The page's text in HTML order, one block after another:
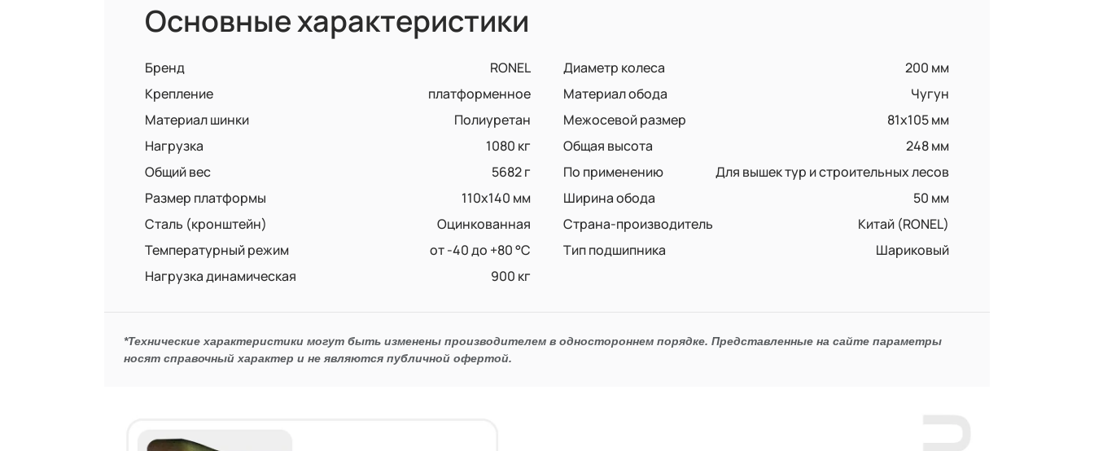
Основные характеристики
Бренд RONEL Диаметр колеса
200 мм
Крепление
платформенное Материал обода
Чугун
Материал шинки
Полиуретан Межосевой размер
81х105 мм
Нагрузка
1080 кг Общая высота
248 мм
Общий вес
5682 г По применению
Для вышек тур и строительных лесов
Размер платформы
110х140 мм Ширина обода
50 мм
Сталь (кронштейн)
Оцинкованная Страна-производитель
Китай (RONEL)
Температурный режим
от -40 до +80 °С Тип подшипника
Шариковый
Нагрузка динамическая
900 кг
*Технические характеристики могут быть изменены производителем в одностороннем порядке. Представленные на сайте параметры
носят справочный характер и не являются публичной офертой.